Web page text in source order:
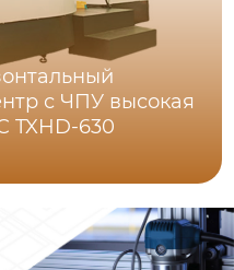
с ЧПУ высокая
TXHD-630